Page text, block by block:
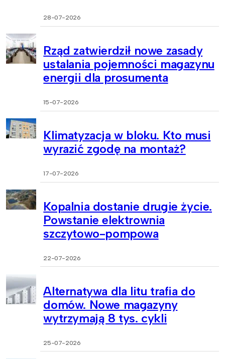
28-07-2026
Rząd zatwierdził nowe zasady
ustalania pojemności magazynu
energii dla prosumenta
15-07-2026
Klimatyzacja w bloku. Kto musi
wyrazić zgodę na montaż?
17-07-2026
Kopalnia dostanie drugie życie.
Powstanie elektrownia
szczytowo-pompowa
22-07-2026
Alternatywa dla litu trafia do
domów. Nowe magazyny
wytrzymają 8 tys. cykli
25-07-2026